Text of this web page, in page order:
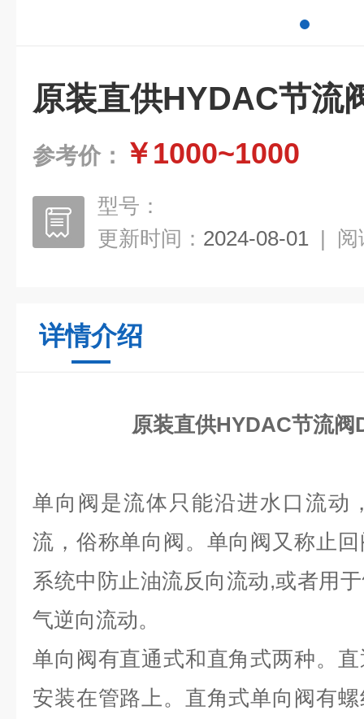
原装直供HYDAC节流
参考价： ￥1000~1000
型号：
更新时间： 2024-08-01 | 阅
详情介绍
原装直供HYDAC节流阀
单向阀是流体只能沿进水口流动
流，俗称单向阀。单向阀又称止
系统中防止油流反向流动,或者用
气逆向流动。
单向阀有直通式和直角式两种。
安装在管路上。直角式单向阀有